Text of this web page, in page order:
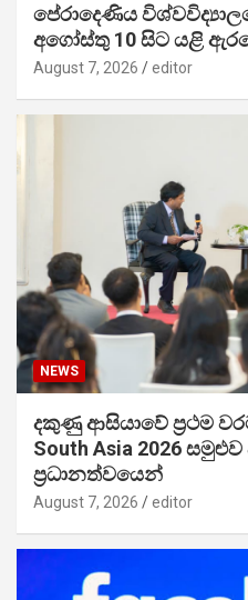
පේරාදෙණිය
අගෝස්තු 10 සිට යළි
August 7, 2026 editor
NEWS
දකුණු ආසියාවේ ප්‍රථම
South Asia 2026
ප්‍රධානත්වයෙන්
August 7, 2026 editor